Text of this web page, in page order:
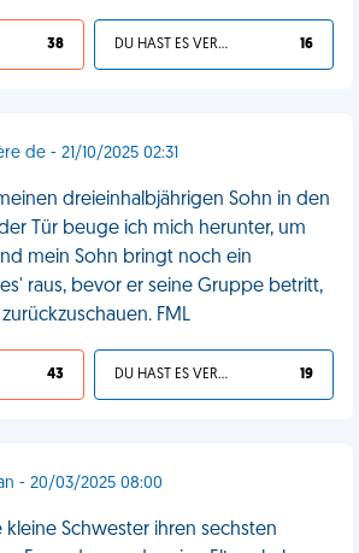
38 DU HAST ES VERDIENT 16
de - 21/10/2025 02:31
dreieinhalbjährigen Sohn in den
Tür beuge ich mich herunter, um
mein Sohn bringt noch ein
raus, bevor er seine Gruppe betritt,
FML
43 DU HAST ES VERDIENT 19
- 20/03/2025 08:00
Schwester ihren sechsten